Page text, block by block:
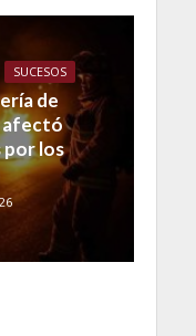
SUCESOS
de
afectó
por los